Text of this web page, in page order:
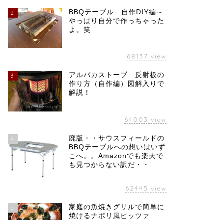
2
BBQテーブル 自作DIY編～
やっぱり自分で作っちゃった
よ。笑
68137 view
3
アルパカストーブ 反射板の
作り方（自作編）図解入りで
解説！
64003 view
4
廃版・・サウスフィールドの
BBQテーブルへの想いはいず
こへ。。Amazonでも楽天で
も見つからない訳だ・・
62445 view
5
家庭の魚焼きグリルで簡単に
焼けるナポリ風ピッツァ